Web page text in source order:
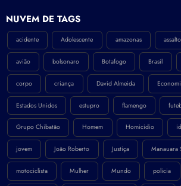
NÚVEM DE TAGS
acidente Adolescente amazonas assalto
avião bolsonaro Botafogo Brasil
corpo criança David Almeida
Estados Unidos estupro flamengo
Grupo Chibatão Homem Homicidio
jovem João Roberto Justiça Manauara
motociclista Mulher Mundo policia